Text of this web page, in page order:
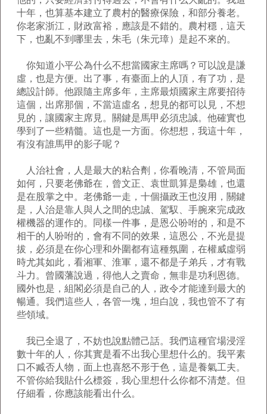
十年，也算基本建立了農村的醫療保險，和部分養老。
你老家浙江，財政富裕，應該是不錯的。農村穩，這天
下，也亂不到哪里去，朱毛（朱元璋）是起不來的。
你知道小平公為什么不想當國家主席嗎？可以說是謙
虛，也是方便。出了事，有臺面上的人頂，有了功，是
總設計師。他跟隨主席多年，主席最煩國家主席要招待
這個，出席那個，不當這虛名，想見的都可以見，不想
見的，讓國家主席見。關鍵是馬甲必須忠誠。他確實也
學到了一些精髓。這也是一方面。你想想，我這十年，
有沒有誰馬甲的影子呢？
人治社會，人是最大的粘合劑，你看晚清，不管局面
如何，只要老佛爺在，曾文正、袁世凱算是梟雄，也還
是在股掌之中。老佛爺一走，十個攝政王也沒用，關鍵
是，人治是靠人與人之間的忠誠、駕馭、手腕來完成政
權機器的運作的。同樣一件事，是恩公吩咐的，和是不
相干的人吩咐的，會有不同的效果，這恩公，不光是提
拔，必須是在你心理和外圍都有這種氛圍，在權威虛弱
時尤其如此，看湘軍、淮軍，還不都是子弟兵，才有戰
斗力。曾國藩說過，得他人之賣命，無非是功利恩德。
國外也是，組閣必須是自己的人，政令才能達到最大的
暢通。我們這些人，各管一塊，坦白說，我也管不了有
些領域。
我已全退了，不妨也說點體己話。我們這種官場浸淫
數十年的人，你其實是看不出我心里想什么的。我平素
口不臧否人物，面上也喜怒不形于色，這是養氣工夫。
不管你給我貼什么標簽，我心里想什么你都不清楚。但
仔細看，你應該能看出什么。